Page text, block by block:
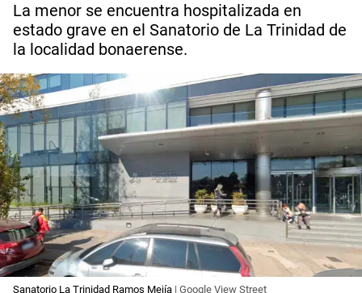
La menor se encuentra hospitalizada en
estado grave en el Sanatorio de La Trinidad de
la localidad bonaerense.
Sanatorio La Trinidad Ramos Mejía | Google View Street